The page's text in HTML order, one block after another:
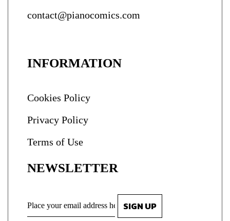
contact@pianocomics.com
INFORMATION
Cookies Policy
Privacy Policy
Terms of Use
NEWSLETTER